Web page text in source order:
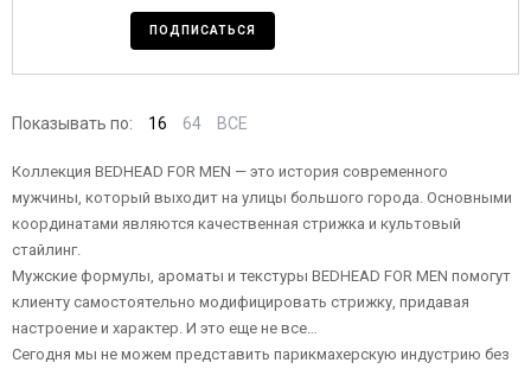
ПОДПИСАТЬСЯ
Показывать по: 16 64 ВСЕ
Коллекция BEDHEAD FOR MEN — это история современного
мужчины, который выходит на улицы большого города. Основными
координатами являются качественная стрижка и культовый
стайлинг.
Мужские формулы, ароматы и текстуры BEDHEAD FOR MEN помогут
клиенту самостоятельно модифицировать стрижку, придавая
настроение и характер. И это еще не все…
Сегодня мы не можем представить парикмахерскую индустрию без